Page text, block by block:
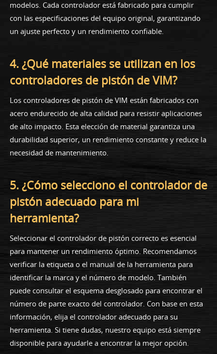
modelos. Cada controlador está fabricado para cumplir
con las especificaciones del equipo original, garantizando
un ajuste perfecto y un rendimiento confiable.
4. ¿Qué materiales se utilizan en los
controladores de pistón de VIM?
Los controladores de pistón de VIM están fabricados con
acero endurecido de alta calidad para resistir aplicaciones
de alto impacto. Esta elección de material garantiza una
durabilidad superior, un rendimiento constante y reduce la
necesidad de mantenimiento.
5. ¿Cómo selecciono el controlador de
pistón adecuado para mi
herramienta?
Seleccionar el controlador de pistón correcto es esencial
para mantener un rendimiento óptimo. Recomendamos
verificar la etiqueta o el manual de la herramienta para
identificar la marca y el número de modelo. También
puede consultar el esquema desglosado para encontrar el
número de parte exacto del controlador. Con base en esta
información, elija el controlador adecuado para su
herramienta. Si tiene dudas, nuestro equipo está siempre
disponible para ayudarle a encontrar la mejor opción.